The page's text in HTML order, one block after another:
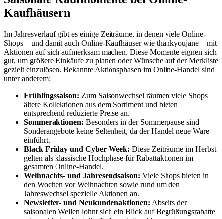
Kaufhäusern
Im Jahresverlauf gibt es einige Zeiträume, in denen viele Online-
Shops – und damit auch Online-Kaufhäuser wie thankyoujane – mit
Aktionen auf sich aufmerksam machen. Diese Momente eignen sich
gut, um größere Einkäufe zu planen oder Wünsche auf der Merkliste
gezielt einzulösen. Bekannte Aktionsphasen im Online-Handel sind
unter anderem:
Frühlingssaison: Zum Saisonwechsel räumen viele Shops
ältere Kollektionen aus dem Sortiment und bieten
entsprechend reduzierte Preise an.
Sommeraktionen: Besonders in der Sommerpause sind
Sonderangebote keine Seltenheit, da der Handel neue Ware
einführt.
Black Friday und Cyber Week: Diese Zeiträume im Herbst
gelten als klassische Hochphase für Rabattaktionen im
gesamten Online-Handel.
Weihnachts- und Jahresendsaison: Viele Shops bieten in
den Wochen vor Weihnachten sowie rund um den
Jahreswechsel spezielle Aktionen an.
Newsletter- und Neukundenaktionen: Abseits der
saisonalen Wellen lohnt sich ein Blick auf Begrüßungsrabatte